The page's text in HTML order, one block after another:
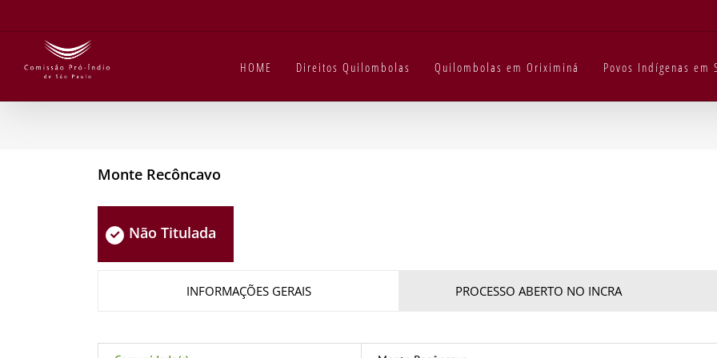
HOME Direitos Quilombolas Quilombolas em Oriximiná Povos Indígenas em
Monte Recôncavo
Não Titulada
INFORMAÇÕES GERAIS PROCESSO ABERTO NO INCRA